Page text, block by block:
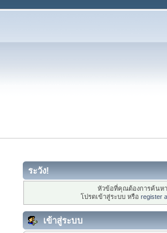
ระวัง!
หัวข้อที่คุณต้องการค้นห
โปรดเข้าสู่ระบบ หรือ register
เข้าสู่ระบบ